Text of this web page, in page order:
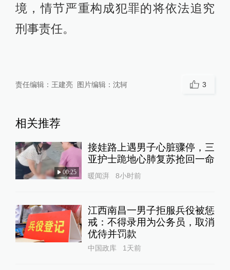
境，情节严重构成犯罪的将依法追究
刑事责任。
责任编辑： 王建亮 图片编辑： 沈轲 3
相关推荐
00:25
接娃路上遇男子心脏骤停，三
亚护士跪地心肺复苏抢回一命
暖闻湃 8小时前
江西南昌一男子拒服兵役被惩
戒：不得录用为公务员，取消
优待并罚款
中国政库 1天前